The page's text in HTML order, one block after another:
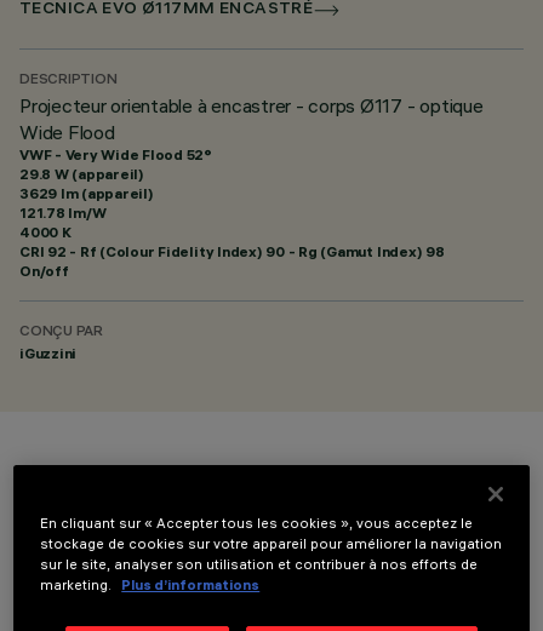
TECNICA EVO Ø117MM ENCASTRÉ
DESCRIPTION
Projecteur orientable à encastrer - corps Ø117 - optique
Wide Flood
VWF - Very Wide Flood 52°
29.8 W (appareil)
3629 lm (appareil)
121.78 lm/W
4000 K
CRI 92 - Rf (Colour Fidelity Index) 90 - Rg (Gamut Index) 98
On/off
CONÇU PAR
iGuzzini
COULEUR
En cliquant sur « Accepter tous les cookies », vous acceptez le
stockage de cookies sur votre appareil pour améliorer la navigation
sur le site, analyser son utilisation et contribuer à nos efforts de
marketing.
Plus d’informations